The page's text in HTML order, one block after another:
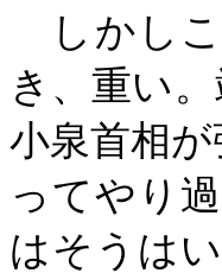
しかしこ
き、重い
小泉首相
ってやり
はそうは